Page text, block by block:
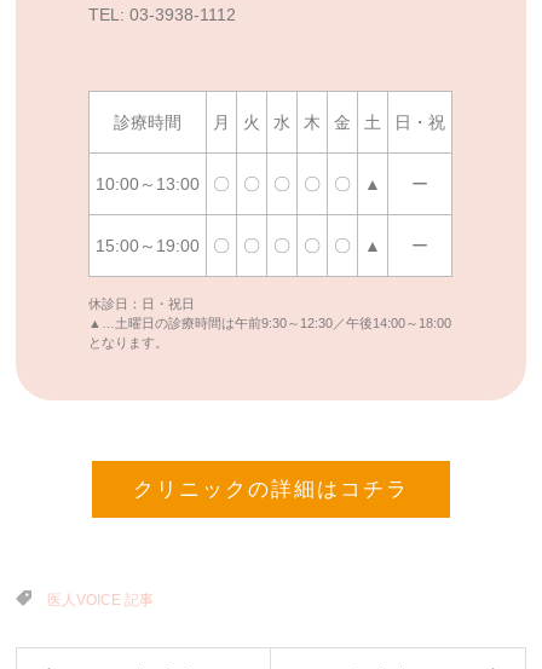
TEL: 03-3938-1112
診療時間 月 火 水 木 金 土 日・祝
10:00～13:00 〇 〇 〇 〇 〇 ▲ ー
15:00～19:00 〇 〇 〇 〇 〇 ▲ ー
休診日：日・祝日
▲…土曜日の診療時間は午前9:30～12:30／午後14:00～18:00
となります。
クリニックの詳細はコチラ
医人VOICE 記事